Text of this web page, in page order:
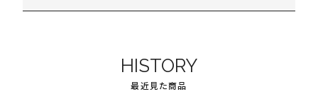
HISTORY
最近見た商品